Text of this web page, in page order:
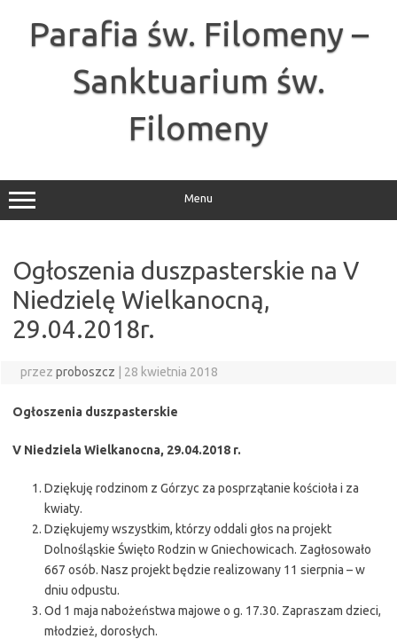
Parafia św. Filomeny –
Sanktuarium św.
Filomeny
Menu
Ogłoszenia duszpasterskie na V
Niedzielę Wielkanocną,
29.04.2018r.
przez proboszcz 28 kwietnia 2018
Ogłoszenia duszpasterskie
V Niedziela Wielkanocna, 29.04.2018 r.
Dziękuję rodzinom z Górzyc za posprzątanie kościoła i za
kwiaty.
Dziękujemy wszystkim, którzy oddali głos na projekt
Dolnośląskie Święto Rodzin w Gniechowicach. Zagłosowało
667 osób. Nasz projekt będzie realizowany 11 sierpnia – w
dniu odpustu.
Od 1 maja nabożeństwa majowe o g. 17.30. Zapraszam dzieci,
młodzież, dorosłych.